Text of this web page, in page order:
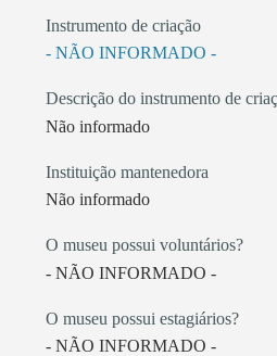
Instrumento de criação
- NÃO INFORMADO -
Descrição do instrumento de
Não informado
Instituição mantenedora
Não informado
O museu possui voluntários?
- NÃO INFORMADO -
O museu possui estagiários?
- NÃO INFORMADO -